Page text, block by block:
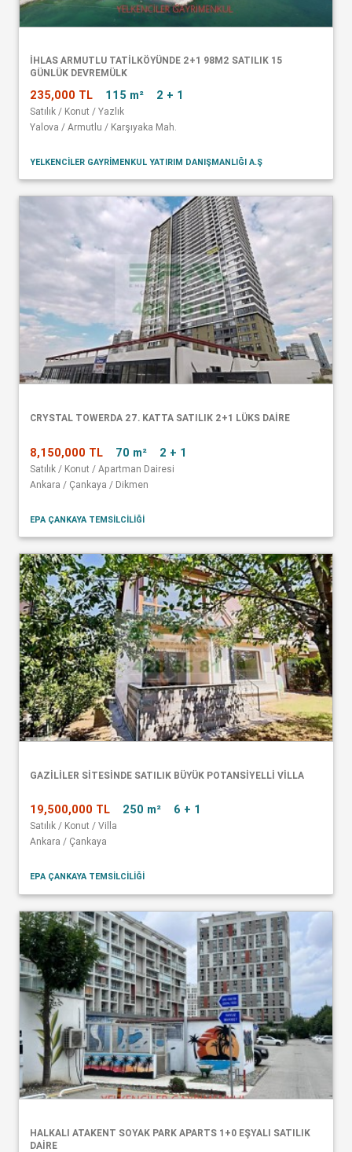
İHLAS ARMUTLU TATİLKÖYÜNDE 2+1 98M2 SATILIK 15
GÜNLÜK DEVREMÜLK
235,000 TL 115 m² 2 + 1
Satılık / Konut / Yazlık
Yalova / Armutlu / Karşıyaka Mah.
YELKENCİLER GAYRİMENKUL YATIRIM DANIŞMANLIĞI A.Ş
CRYSTAL TOWERDA 27. KATTA SATILIK 2+1 LÜKS DAİRE
8,150,000 TL 70 m² 2 + 1
Satılık / Konut / Apartman Dairesi
Ankara / Çankaya / Dikmen
EPA ÇANKAYA TEMSİLCİLİĞİ
GAZİLİLER SİTESİNDE SATILIK BÜYÜK POTANSİYELLİ VİLLA
19,500,000 TL 250 m² 6 + 1
Satılık / Konut / Villa
Ankara / Çankaya
EPA ÇANKAYA TEMSİLCİLİĞİ
HALKALI ATAKENT SOYAK PARK APARTS 1+0 EŞYALI SATILIK
DAİRE